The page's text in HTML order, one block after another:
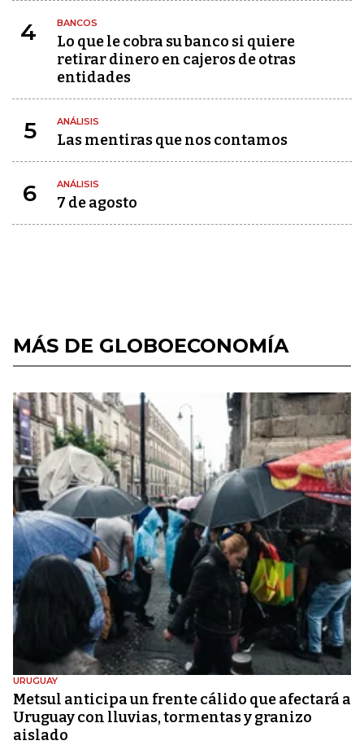
4 BANCOS
Lo que le cobra su banco si quiere
retirar dinero en cajeros de otras
entidades
5 ANÁLISIS
Las mentiras que nos contamos
6 ANÁLISIS
7 de agosto
MÁS DE GLOBOECONOMÍA
URUGUAY
Metsul anticipa un frente cálido que afectará a
Uruguay con lluvias, tormentas y granizo
aislado